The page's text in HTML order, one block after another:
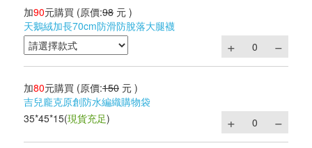
加90元購買 (原價:98 元 )
天鵝絨加長70cm防滑防脫落大腿襪
加80元購買 (原價:150 元 )
吉兒龐克原創防水編織購物袋
35*45*15(現貨充足)